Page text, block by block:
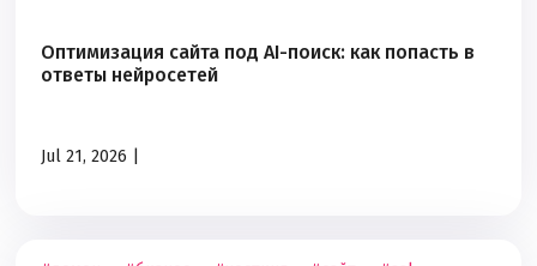
Оптимизация сайта под AI-поиск: как попасть в
ответы нейросетей
Jul 21, 2026 |